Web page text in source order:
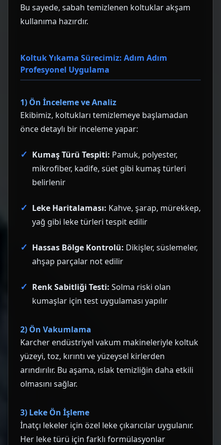
Bu sayede, sabah temizlenen koltuklar akşam
kullanıma hazırdır.
Koltuk Yıkama Sürecimiz: Adım Adım
Profesyonel Uygulama
1) Ön İnceleme ve Analiz
Ekibimiz, koltukları temizlemeye başlamadan
önce detaylı bir inceleme yapar:
Kumaş Türü Tespiti: Pamuk, polyester,
mikrofiber, kadife, süet gibi kumaş türleri
belirlenir
Leke Haritalaması: Kahve, şarap, mürekkep,
yağ gibi leke türleri tespit edilir
Hassas Bölge Kontrolü: Dikişler, süslemeler,
ahşap parçalar not edilir
Renk Sabitliği Testi: Solma riski olan
kumaşlar için test uygulaması yapılır
2) Ön Vakumlama
Karcher endüstriyel vakum makineleriyle koltuk
yüzeyi, toz, kırıntı ve yüzeysel kirlerden
arındırılır. Bu aşama, ıslak temizliğin daha etkili
olmasını sağlar.
3) Leke Ön İşleme
İnatçı lekeler için özel leke çıkarıcılar uygulanır.
Her leke türü için farklı formülasyonlar